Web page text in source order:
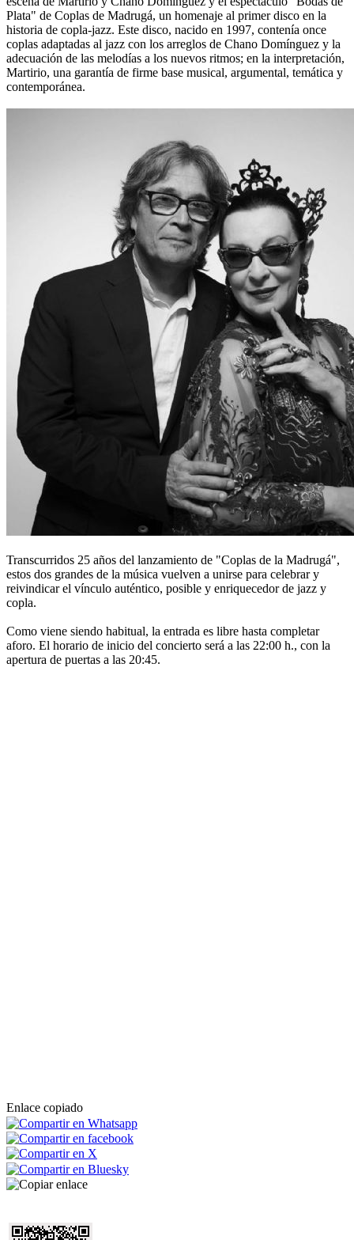
Plata" de Coplas de Madrugá, un homenaje al primer disco en la
historia de copla-jazz. Este disco, nacido en 1997, contenía once
coplas adaptadas al jazz con los arreglos de Chano Domínguez y la
adecuación de las melodías a los nuevos ritmos; en la interpretación,
Martirio, una garantía de firme base musical, argumental, temática y
contemporánea.
Transcurridos 25 años del lanzamiento de "Coplas de la Madrugá",
estos dos grandes de la música vuelven a unirse para celebrar y
reivindicar el vínculo auténtico, posible y enriquecedor de jazz y
copla.
Como viene siendo habitual, la entrada es libre hasta completar
aforo. El horario de inicio del concierto será a las 22:00 h., con la
apertura de puertas a las 20:45.
Enlace copiado